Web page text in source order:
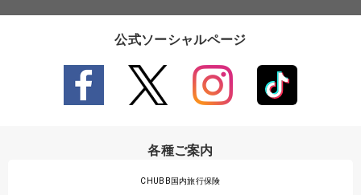
公式ソーシャルページ
各種ご案内
CHUBB国内旅行保険